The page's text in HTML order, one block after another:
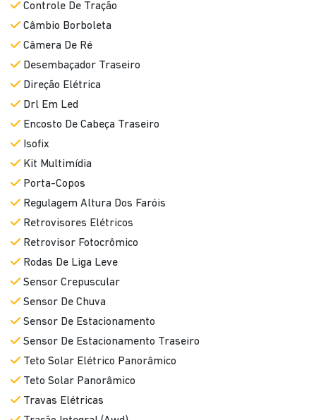
Controle De Tração
Câmbio Borboleta
Câmera De Ré
Desembaçador Traseiro
Direção Elétrica
Drl Em Led
Encosto De Cabeça Traseiro
Isofix
Kit Multimídia
Porta-Copos
Regulagem Altura Dos Faróis
Retrovisores Elétricos
Retrovisor Fotocrômico
Rodas De Liga Leve
Sensor Crepuscular
Sensor De Chuva
Sensor De Estacionamento
Sensor De Estacionamento Traseiro
Teto Solar Elétrico Panorâmico
Teto Solar Panorâmico
Travas Elétricas